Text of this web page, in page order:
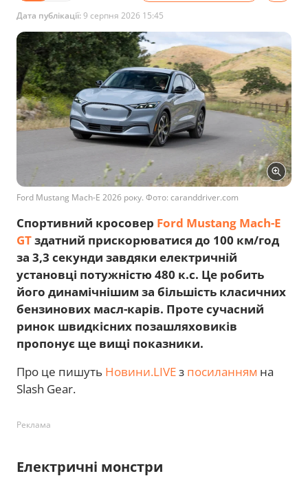
Дата публікації:9 серпня 2026 15:45
Ford Mustang Mach-E 2026 року. Фото: caranddriver.com
Спортивний кросовер Ford Mustang Mach-E
GTздатний прискорюватися до 100 км/год
за 3,3 секунди завдяки електричній
установці потужністю 480 к.с. Це робить
його динамічнішим за більшість класичних
бензинових масл-карів. Проте сучасний
ринок швидкісних позашляховиків
пропонує ще вищі показники.
Про це пишуть Новини.LIVEз посиланням на
Slash Gear.
Реклама
Електричні монстри